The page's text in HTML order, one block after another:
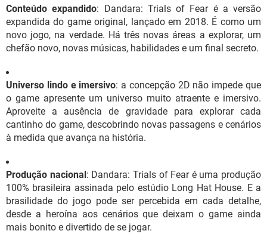
Conteúdo expandido: Dandara: Trials of Fear é a versão
expandida do game original, lançado em 2018. É como um
novo jogo, na verdade. Há três novas áreas a explorar, um
chefão novo, novas músicas, habilidades e um final secreto.
Universo lindo e imersivo: a concepção 2D não impede que
o game apresente um universo muito atraente e imersivo.
Aproveite a ausência de gravidade para explorar cada
cantinho do game, descobrindo novas passagens e cenários
à medida que avança na história.
Produção nacional: Dandara: Trials of Fear é uma produção
100% brasileira assinada pelo estúdio Long Hat House. E a
brasilidade do jogo pode ser percebida em cada detalhe,
desde a heroína aos cenários que deixam o game ainda
mais bonito e divertido de se jogar.